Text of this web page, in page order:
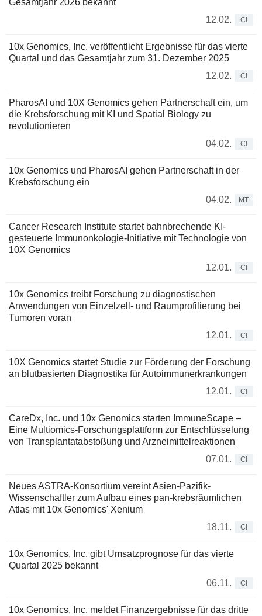
Gesamtjahr 2026 bekannt
12.02.
CI
10x Genomics, Inc. veröffentlicht Ergebnisse für das vierte
Quartal und das Gesamtjahr zum 31. Dezember 2025
12.02.
CI
PharosAI und 10X Genomics gehen Partnerschaft ein, um
die Krebsforschung mit KI und Spatial Biology zu
revolutionieren
04.02.
CI
10x Genomics und PharosAI gehen Partnerschaft in der
Krebsforschung ein
04.02.
MT
Cancer Research Institute startet bahnbrechende KI-
gesteuerte Immunonkologie-Initiative mit Technologie von
10X Genomics
12.01.
CI
10x Genomics treibt Forschung zu diagnostischen
Anwendungen von Einzelzell- und Raumprofilierung bei
Tumoren voran
12.01.
CI
10X Genomics startet Studie zur Förderung der Forschung
an blutbasierten Diagnostika für Autoimmunerkrankungen
12.01.
CI
CareDx, Inc. und 10x Genomics starten ImmuneScape –
Eine Multiomics-Forschungsplattform zur Entschlüsselung
von Transplantatabstoßung und Arzneimittelreaktionen
07.01.
CI
Neues ASTRA-Konsortium vereint Asien-Pazifik-
Wissenschaftler zum Aufbau eines pan-krebsräumlichen
Atlas mit 10x Genomics' Xenium
18.11.
CI
10x Genomics, Inc. gibt Umsatzprognose für das vierte
Quartal 2025 bekannt
06.11.
CI
10x Genomics, Inc. meldet Finanzergebnisse für das dritte